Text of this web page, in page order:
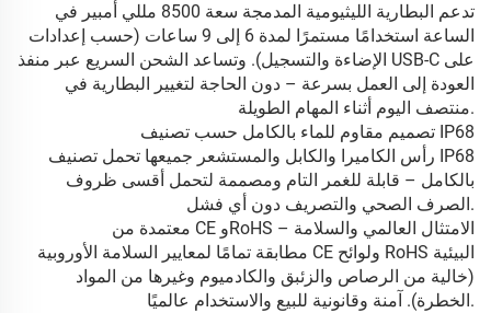
تدعم البطارية الليثيومية المدمجة سعة 8500 مللي أمبير في
الساعة استخدامًا مستمرًا لمدة 6 إلى 9 ساعات (حسب إعدادات
الإضاءة والتسجيل). وتساعد الشحن السريع عبر منفذ USB-C على
العودة إلى العمل بسرعة – دون الحاجة لتغيير البطارية في
منتصف اليوم أثناء المهام الطويلة.
تصميم مقاوم للماء بالكامل حسب تصنيف IP68
رأس الكاميرا والكابل والمستشعر جميعها تحمل تصنيف IP68
بالكامل – قابلة للغمر التام ومصممة لتحمل أقسى ظروف
الصرف الصحي والتصريف دون أي فشل.
معتمدة من CE وRoHS – الامتثال العالمي والسلامة
مطابقة تمامًا لمعايير السلامة الأوروبية CE ولوائح RoHS البيئية
(خالية من الرصاص والزئبق والكادميوم وغيرها من المواد
الخطرة). آمنة وقانونية للبيع والاستخدام عالميًا.